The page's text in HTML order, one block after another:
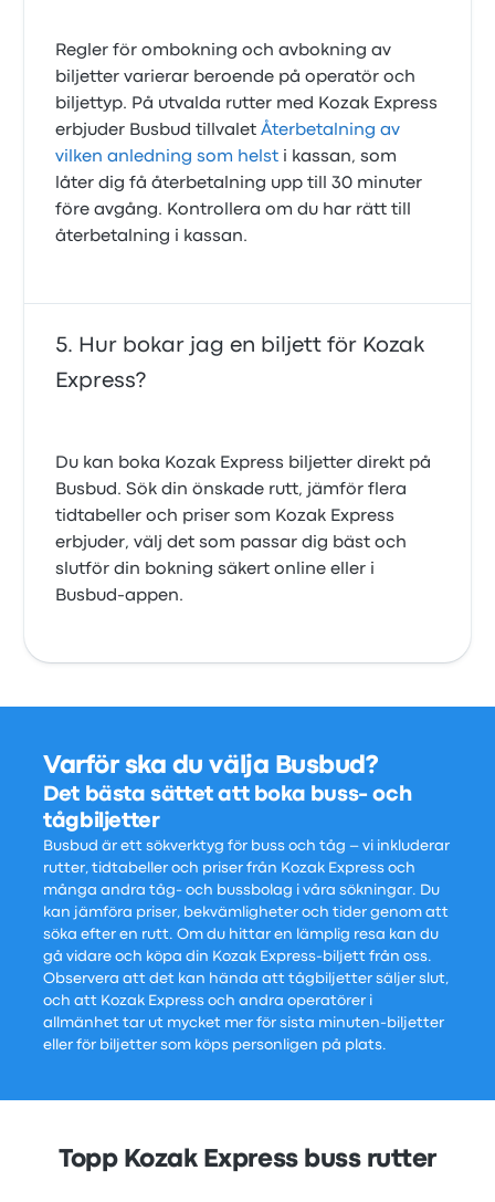
Regler för ombokning och avbokning av
biljetter varierar beroende på operatör och
biljettyp. På utvalda rutter med Kozak Express
erbjuder Busbud tillvaletÅterbetalning av
vilken anledning som helst i kassan, som
låter dig få återbetalning upp till 30 minuter
före avgång. Kontrollera om du har rätt till
återbetalning i kassan.
Hur bokar jag en biljett för Kozak
Express?
Du kan boka Kozak Express biljetter direkt på
Busbud. Sök din önskade rutt, jämför flera
tidtabeller och priser som Kozak Express
erbjuder, välj det som passar dig bäst och
slutför din bokning säkert online eller i
Busbud-appen.
Varför ska du välja Busbud?
Det bästa sättet att boka buss- och
tågbiljetter
Busbud är ett sökverktyg för buss och tåg – vi inkluderar
rutter, tidtabeller och priser från Kozak Express och
många andra tåg- och bussbolag i våra sökningar. Du
kan jämföra priser, bekvämligheter och tider genom att
söka efter en rutt. Om du hittar en lämplig resa kan du
gå vidare och köpa din Kozak Express-biljett från oss.
Observera att det kan hända att tågbiljetter säljer slut,
och att Kozak Express och andra operatörer i
allmänhet tar ut mycket mer för sista minuten-biljetter
eller för biljetter som köps personligen på plats.
Topp Kozak Express buss rutter